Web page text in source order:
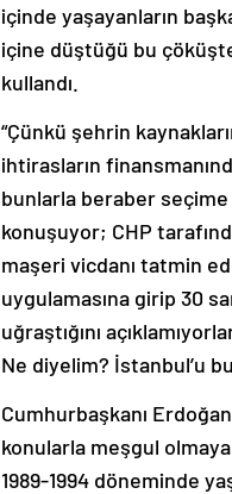
içinde yaşayanların
içine düştüğü bu
kullandı.
“Çünkü şehrin
ihtirasların
bunlarla beraber seçime
konuşuyor; CHP
maşeri vicdanı tatmin
uygulamasına girip 30
uğraştığını
Ne diyelim? İstanbul’u
Cumhurbaşkanı
konularla meşgul
1989-1994 döneminde